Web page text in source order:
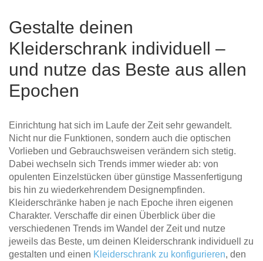
Gestalte deinen
Kleiderschrank individuell –
und nutze das Beste aus allen
Epochen
Einrichtung hat sich im Laufe der Zeit sehr gewandelt.
Nicht nur die Funktionen, sondern auch die optischen
Vorlieben und Gebrauchsweisen verändern sich stetig.
Dabei wechseln sich Trends immer wieder ab: von
opulenten Einzelstücken über günstige Massenfertigung
bis hin zu wiederkehrendem Designempfinden.
Kleiderschränke haben je nach Epoche ihren eigenen
Charakter. Verschaffe dir einen Überblick über die
verschiedenen Trends im Wandel der Zeit und nutze
jeweils das Beste, um deinen Kleiderschrank individuell zu
gestalten und einen Kleiderschrank zu konfigurieren, den